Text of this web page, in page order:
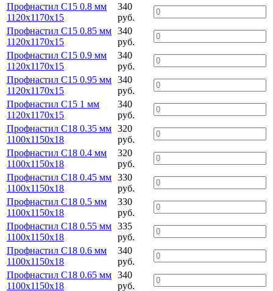
Профнастил С15 0.8 мм
1120х1170х15
340
руб.
Профнастил С15 0.85 мм
1120х1170х15
340
руб.
Профнастил С15 0.9 мм
1120х1170х15
340
руб.
Профнастил С15 0.95 мм
1120х1170х15
340
руб.
Профнастил С15 1 мм
1120х1170х15
340
руб.
Профнастил С18 0.35 мм
1100х1150х18
320
руб.
Профнастил С18 0.4 мм
1100х1150х18
320
руб.
Профнастил С18 0.45 мм
1100х1150х18
330
руб.
Профнастил С18 0.5 мм
1100х1150х18
330
руб.
Профнастил С18 0.55 мм
1100х1150х18
335
руб.
Профнастил С18 0.6 мм
1100х1150х18
340
руб.
Профнастил С18 0.65 мм
1100х1150х18
340
руб.